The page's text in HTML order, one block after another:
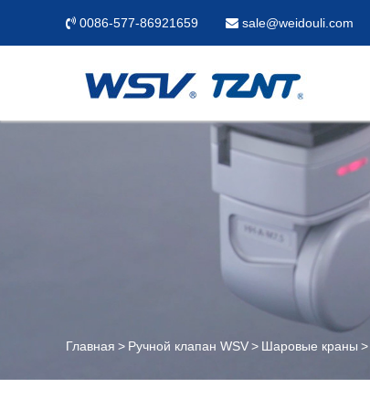
0086-577-86921659 sale@weidouli.com
Главная Ручной клапан WSV Шаровые краны